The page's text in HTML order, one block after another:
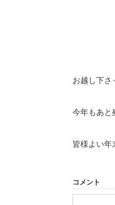
お越し下さ
今年もあと
皆様よい年
コメント